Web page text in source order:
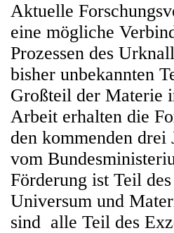
Aktuelle
eine mögliche
Prozessen des
bisher unbekannten
Großteil der Materie
Arbeit erhalten die
den kommenden
vom
Förderung ist Teil
Universum und
sind alle Teil des